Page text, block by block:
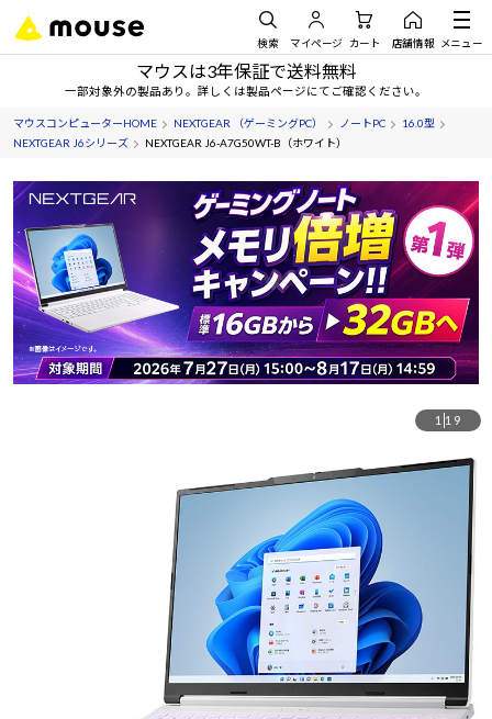
検索 マイページ カート 店舗情報 メニュー
マウスは3年保証で送料無料
一部対象外の製品あり。詳しくは製品ページにてご確認ください。
マウスコンピューターHOME NEXTGEAR （ゲーミングPC） ノートPC
16.0型
NEXTGEAR J6シリーズ
NEXTGEAR J6-A7G50WT-B（ホワイト）
1 19